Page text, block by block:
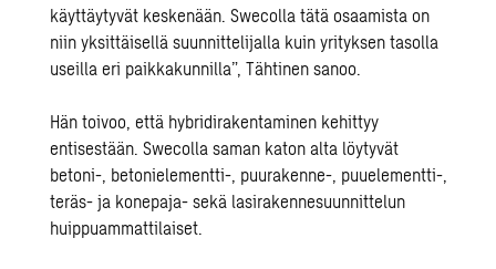
käyttäytyvät keskenään.Swecolla tätä osaamista on
niin yksittäisellä suunnittelijalla kuin yrityksen tasolla
useilla eri paikkakunnilla”, Tähtinen sanoo.
Hän toivoo, että hybridirakentaminen kehittyy
entisestään.Swecolla saman katon alta löytyvät
betoni-, betonielementti-, puurakenne-, puuelementti-,
teräs- ja konepaja- sekä lasirakennesuunnittelun
huippuammattilaiset.